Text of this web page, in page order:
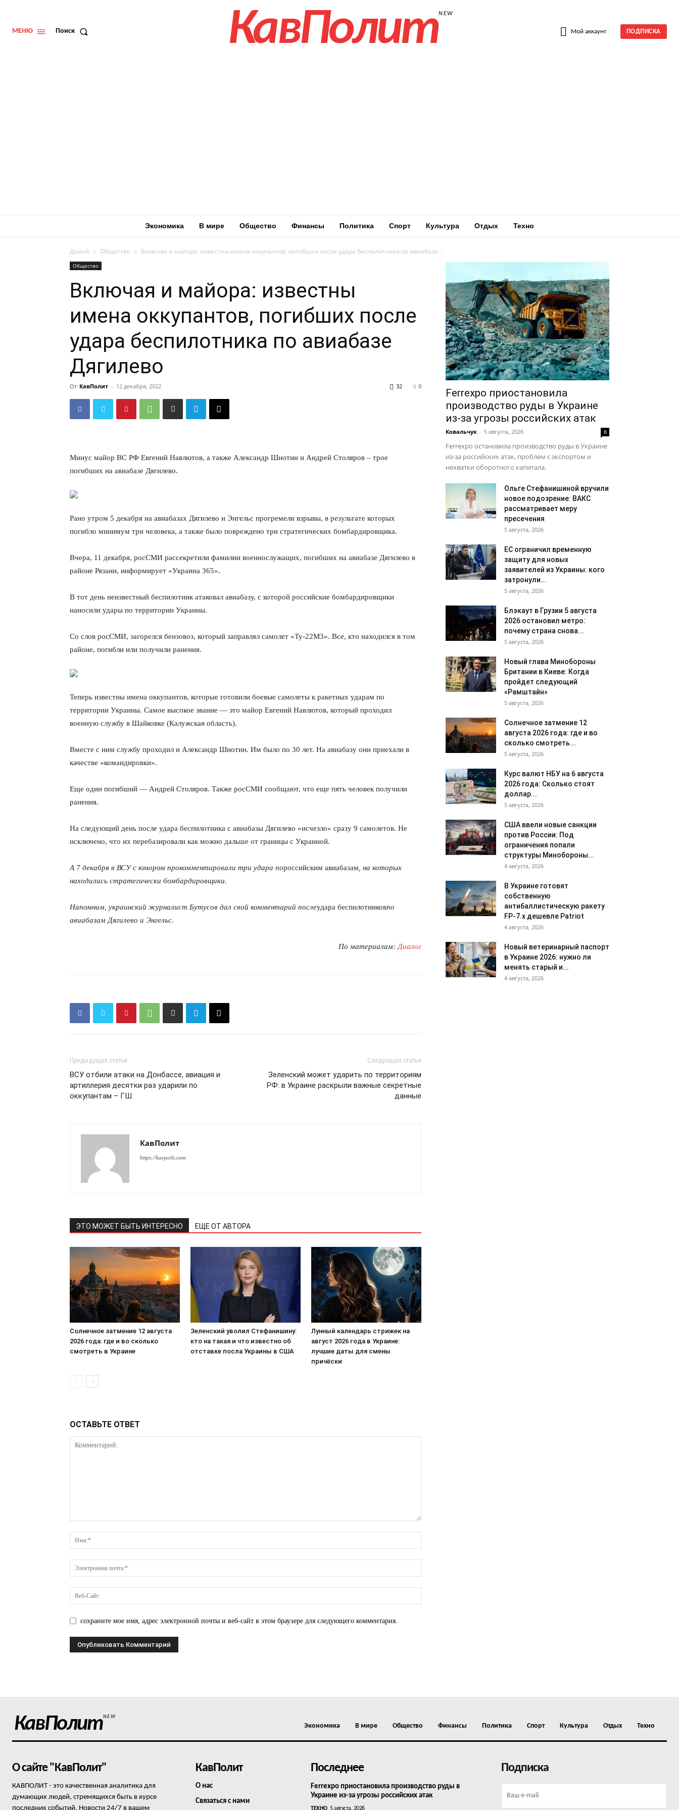
КавПолит
Связаться с нами
МЕНЮ Поиск КавПолитNEW
Мой аккаунт ПОДПИСКА
Экономика В мире Общество Финансы Политика Спорт Культура Отдых Техно
Домой Общество ​Включая и майора: известны имена оккупантов, погибших после удара беспилотника по авиабазе...
Общество
​Включая и майора: известны
имена оккупантов, погибших после
удара беспилотника по авиабазе
Дягилево
От КавПолит - 12 декабря, 2022 0
32
Минус майор ВС РФ Евгений Навлютов, а также Александр Шнотин и Андрей Столяров – трое
погибших на авиабазе Дягилево.
Рано утром 5 декабря на авиабазах Дягилево и Энгельс прогремели взрывы, в результате которых
погибло минимум три человека, а также было повреждено три стратегических бомбардировщика.
Вчера, 11 декабря, росСМИ рассекретили фамилии военнослужащих, погибших на авиабазе Дягилево в
районе Рязани, информирует «Украина 365».
В тот день неизвестный беспилотник атаковал авиабазу, с которой российские бомбардировщики
наносили удары по территории Украины.
Со слов росСМИ, загорелся бензовоз, который заправлял самолет «Ту-22М3». Все, кто находился в том
районе, погибли или получили ранения.
Теперь известны имена оккупантов, которые готовили боевые самолеты к ракетных ударам по
территории Украины. Самое высокое звание — это майор Евгений Навлютов, который проходил
военную службу в Шайковке (Калужская область).
Вместе с ним службу проходил и Александр Шнотин. Им было по 30 лет. На авиабазу они приехали в
качестве «командировки».
Еще один погибший — Андрей Столяров. Также росСМИ сообщают, что еще пять человек получили
ранения.
На следующий день после удара беспилотника с авиабазы Дягилево «исчезло» сразу 9 самолетов. Не
исключено, что их перебазировали как можно дальше от границы с Украиной.
А 7 декабря в ВСУ с юмором прокомментировали три удара пороссийским авиабазам , на которых
находились стратегически бомбардировщики.
Напомним, украинский журналист Бутусов дал свой комментарий послеудара беспилотниковпо
авиабазам Дягилево и Энгельс.
По материалам: Диалог
Предыдущая статья
ВСУ отбили атаки на Донбассе, авиация и
артиллерия десятки раз ударили по
оккупантам – ГШ
Следующая статья
Зеленский может ударить по территориям
РФ: в Украине раскрыли важные секретные
данные
КавПолит
https://kavpolit.com
ЭТО МОЖЕТ БЫТЬ ИНТЕРЕСНО ЕЩЕ ОТ АВТОРА
Солнечное затмение 12 августа
2026 года: где и во сколько
смотреть в Украине
Зеленский уволил Стефанишину:
кто на такая и что известно об
отставке посла Украины в США
Лунный календарь стрижек на
август 2026 года в Украине:
лучшие даты для смены
причёски
ОСТАВЬТЕ ОТВЕТ
сохраните мое имя, адрес электронной почты и веб-сайт в этом браузере для следующего комментария.
Ferrexpo приостановила
производство руды в Украине
из-за угрозы российских атак
Ковальчук - 5 августа, 2026 0
Ferrexpo остановила производство руды в Украине
из-за российских атак, проблем с экспортом и
нехватки оборотного капитала.
Ольге Стефанишиной вручили
новое подозрение: ВАКС
рассматривает меру
пресечения
5 августа, 2026
ЕС ограничил временную
защиту для новых
заявителей из Украины: кого
затронули...
5 августа, 2026
Блэкаут в Грузии 5 августа
2026 остановил метро:
почему страна снова...
5 августа, 2026
Новый глава Минобороны
Британии в Киеве: Когда
пройдет следующий
«Рамштайн»
5 августа, 2026
Солнечное затмение 12
августа 2026 года: где и во
сколько смотреть...
5 августа, 2026
Курс валют НБУ на 6 августа
2026 года: Сколько стоят
доллар...
5 августа, 2026
США ввели новые санкции
против России: Под
ограничения попали
структуры Минобороны...
4 августа, 2026
В Украине готовят
собственную
антибаллистическую ракету
FP-7.x дешевле Patriot
4 августа, 2026
Новый ветеринарный паспорт
в Украине 2026: нужно ли
менять старый и...
4 августа, 2026
КавПолитNEW
Экономика В мире Общество Финансы Политика Спорт Культура Отдых Техно
О сайте "КавПолит"
КАВПОЛИТ - это качественная аналитика для
думающих людей, стремящихся быть в курсе
последних событий. Новости 24/7 в вашем
КавПолит
О нас
Связаться с нами
Последнее
Ferrexpo приостановила производство руды в
Украине из-за угрозы российских атак
ТЕХНО 5 августа, 2026
Подписка